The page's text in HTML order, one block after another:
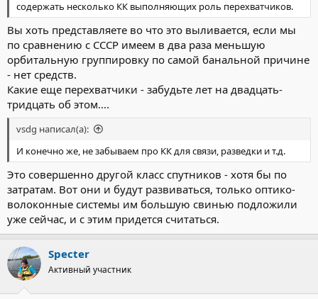
содержать несколько КК выполняющих роль перехватчиков.
Вы хоть представляете во что это выливается, если мы
по сравнению с СССР имеем в два раза меньшую
орбитальную группировку по самой банальной причине
- нет средств.
Какие еще перехватчики - забудьте лет на двадцать-
тридцать об этом....
vsdg написал(а):
И конечно же, не забываем про КК для связи, разведки и т.д.
Это совершенно другой класс спутников - хотя бы по
затратам. Вот они и будут развиваться, только оптико-
волоконные системы им большую свинью подложили
уже сейчас, и с этим придется считаться.
Specter
Активный участник